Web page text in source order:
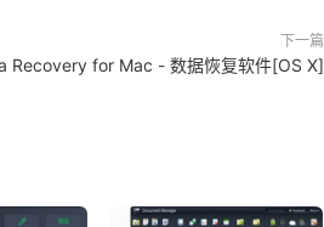
下一篇
Recovery for Mac - 数据恢复软件[OS X]